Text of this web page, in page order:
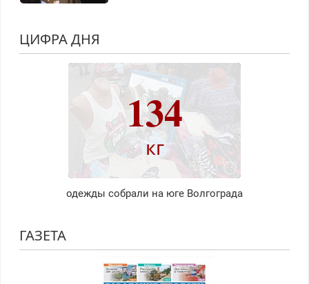
ЦИФРА ДНЯ
134
кг
одежды собрали на юге Волгограда
ГАЗЕТА